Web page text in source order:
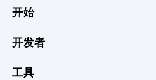
边缘加速与安全
边缘函数
开始
价格中心
控制台
开发者
文档
工具